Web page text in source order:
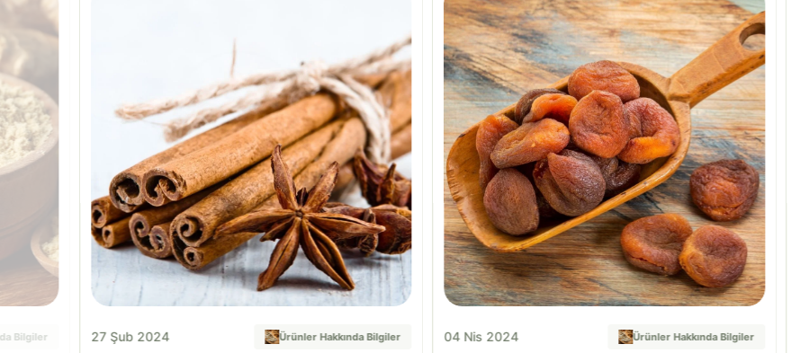
Bilgiler 27 Şub 2024 Ürünler Hakkında Bilgiler 04 Nis 2024 Ürünler Hakkında Bilgiler